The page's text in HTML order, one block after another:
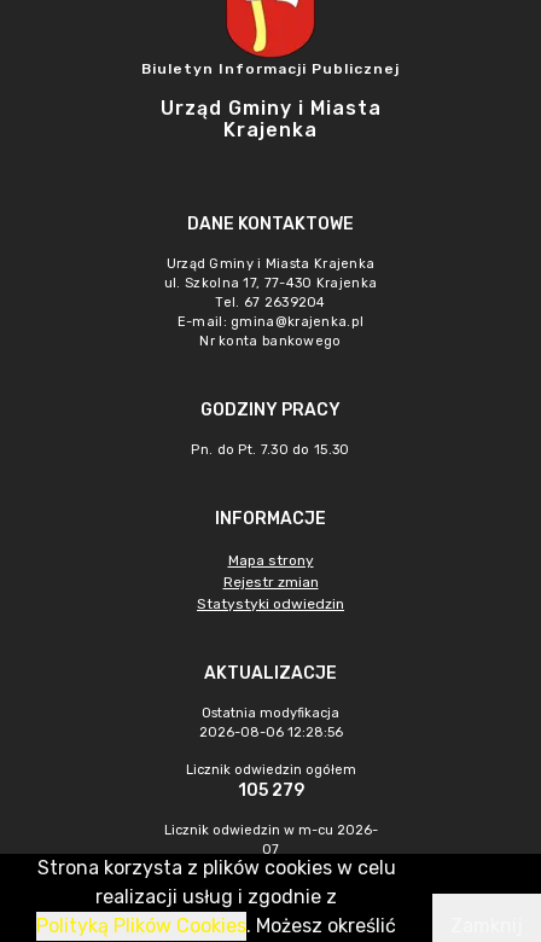
Biuletyn Informacji Publicznej
Urząd Gminy i Miasta
Krajenka
DANE KONTAKTOWE
Urząd Gminy i Miasta Krajenka
ul. Szkolna 17, 77-430 Krajenka
Tel. 67 2639204
E-mail: gmina@krajenka.pl
Nr konta bankowego
GODZINY PRACY
Pn. do Pt. 7.30 do 15.30
INFORMACJE
Mapa strony
Rejestr zmian
Statystyki odwiedzin
AKTUALIZACJE
Ostatnia modyfikacja
2026-08-06 12:28:56
Licznik odwiedzin ogółem
105 279
Licznik odwiedzin w m-cu 2026-
07
655
CMS & Hosting: Nefeni Sp. z o.o.
Strona korzysta z plików cookies w celu
realizacji usług i zgodnie z
Polityką Plików Cookies. Możesz określić